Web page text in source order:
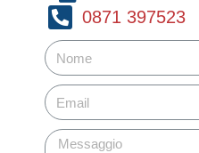
0871 397523